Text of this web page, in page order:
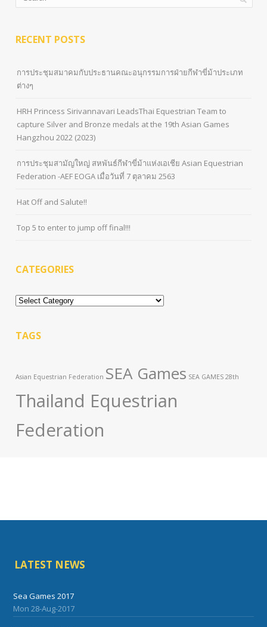
RECENT POSTS
การประชุมสมาคมกับประธานคณะอนุกรรมการฝ่ายกีฬาขี่ม้าประเภท
ต่างๆ
HRH Princess Sirivannavari LeadsThai Equestrian Team to
capture Silver and Bronze medals at the 19th Asian Games
Hangzhou 2022 (2023)
การประชุมสามัญใหญ่ สหพันธ์กีฬาขี่ม้าแห่งเอเชีย Asian Equestrian
Federation -AEF EOGA เมื่อวันที่ 7 ตุลาคม 2563
Hat Off and Salute!!
Top 5 to enter to jump off final!!!
CATEGORIES
Categories
TAGS
Asian Equestrian Federation SEA Games SEA GAMES 28th
Thailand Equestrian
Federation
LATEST NEWS
Sea Games 2017
Mon 28-Aug-2017